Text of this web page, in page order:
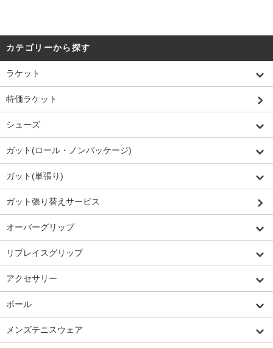
カテゴリーから探す
ラケット
特価ラケット
シューズ
ガット(ロール・ノンパッケージ)
ガット(単張り)
ガット張り替えサービス
オーバーグリップ
リプレイスグリップ
アクセサリー
ボール
メンズテニスウェア